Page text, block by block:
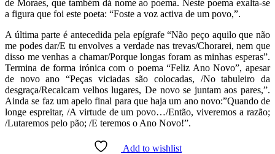
de Moraes, que também dá nome ao poema. Neste poema exalta-se
a figura que foi este poeta: “Foste a voz activa de um povo,”.
A última parte é antecedida pela epígrafe “Não peço aquilo que não
me podes dar/E tu envolves a verdade nas trevas/Chorarei, nem que
disso me venhas a chamar/Porque longas foram as minhas esperas”.
Termina de forma irónica com o poema “Feliz Ano Novo”, apesar
de novo ano “Peças viciadas são colocadas, /No tabuleiro da
desgraça/Recalcam velhos lugares, De novo se juntam aos pares,”.
Ainda se faz um apelo final para que haja um ano novo:”Quando de
longe espreitar, /A virtude de um povo…/Então, viveremos a razão;
/Lutaremos pelo pão; /E teremos o Ano Novo!”.
Add to wishlist